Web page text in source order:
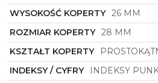
WYSOKOŚĆ KOPERTY 26 MM
ROZMIAR KOPERTY 28 MM
KSZTAŁT KOPERTY
INDEKSY / CYFRY
INDEKSY